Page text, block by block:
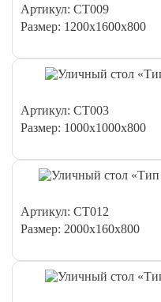
Артикул: СТ009
Размер: 1200х1600х800
Артикул: СТ003
Размер: 1000х1000х800
Артикул: СТ012
Размер: 2000х160х800